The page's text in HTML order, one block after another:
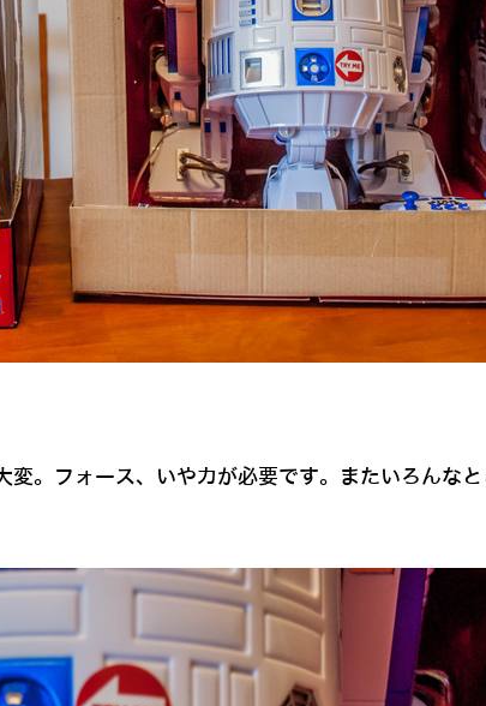
。フォース、いや力が必要です。またいろんな